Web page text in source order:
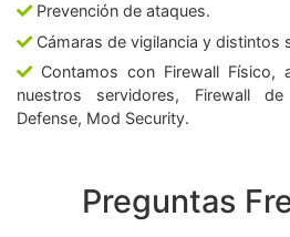
Prevención de ataques.
Cámaras de vigilancia y distintos
Contamos con Firewall Físico,
nuestros servidores, Firewall
Defense, Mod Security.
Preguntas